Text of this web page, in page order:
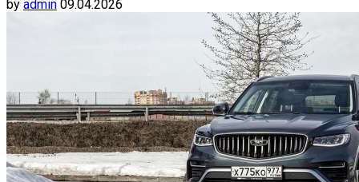
by admin 09.04.2026